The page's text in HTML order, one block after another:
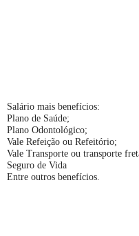
Salário mais benefícios:
Plano de Saúde;
Plano Odontológico;
Vale Refeição ou Refeitório;
Vale Transporte ou transporte
Seguro de Vida
Entre outros benefícios.